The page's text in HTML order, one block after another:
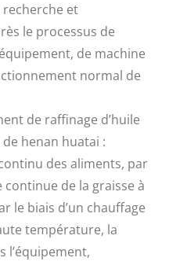
recherche et
le processus de
de machine
normal de
de raffinage d’huile
henan huatai :
des aliments, par
continue de la graisse à
le biais d’un chauffage
température, la
l’équipement,